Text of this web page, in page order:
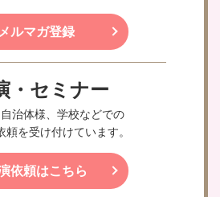
メルマガ登録
・セミナー
治体様、学校などでの
頼を受け付けています。
依頼はこちら